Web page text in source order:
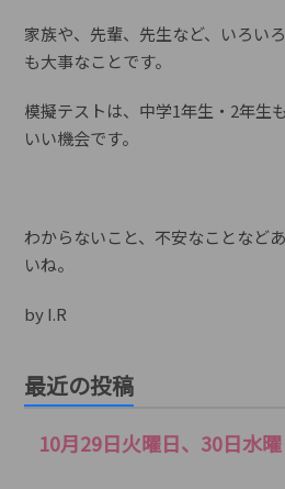
家族や、先輩、先生など、いろい
も大事なことです。
模擬テストは、中学1年生・2年生
いい機会です。
わからないこと、不安なことなど
いね。
by I.R
最近の投稿
10月29日火曜日、30日水